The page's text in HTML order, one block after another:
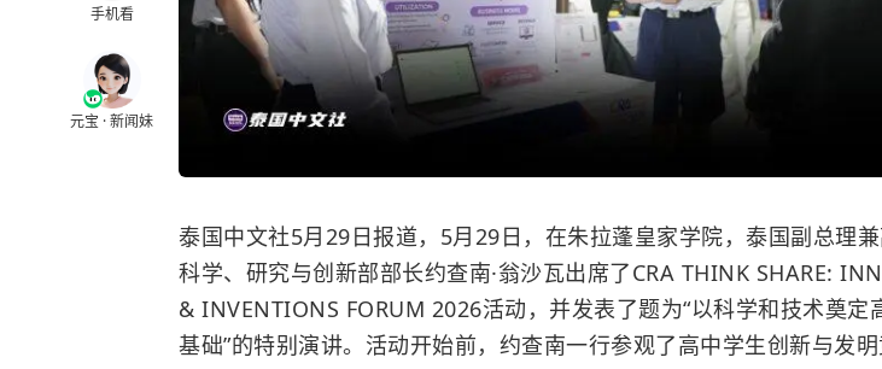
手机看
元宝 · 新闻妹
泰国中文社5月29日报道，5月29日，在朱拉蓬皇家学院，泰国副总理兼
科学、研究与创新部部长约查南·翁沙瓦出席了CRA THINK SHARE:
& INVENTIONS FORUM 2026活动，并发表了题为“以科学和技术奠定
基础”的特别演讲。活动开始前，约查南一行参观了高中学生创新与发